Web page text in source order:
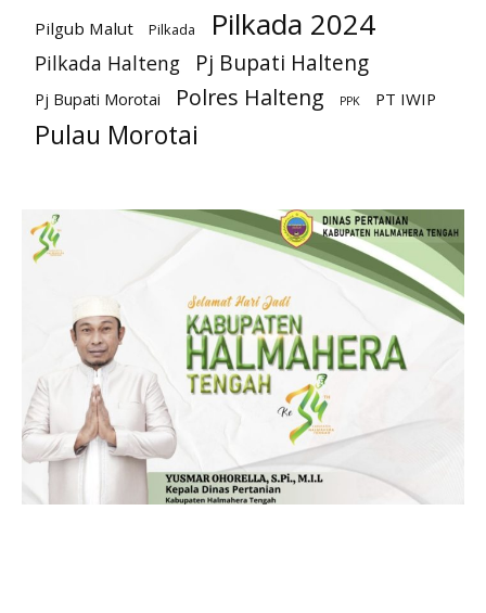
Pilgub Malut Pilkada Pilkada 2024
Pilkada Halteng Pj Bupati Halteng
Pj Bupati Morotai Polres Halteng PPK PT IWIP
Pulau Morotai